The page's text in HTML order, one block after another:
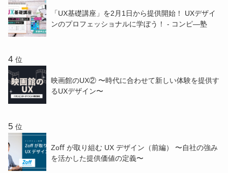
「UX基礎講座」を2月1日から提供開始！ UXデザイ
ンのプロフェッショナルに学ぼう！ - コンピ―塾
位
映画館のUX② 〜時代に合わせて新しい体験を提供す
るUXデザイン〜
位
Zoﬀ が取り組む UX デザイン（前編） 〜⾃社の強み
を活かした提供価値の定義〜